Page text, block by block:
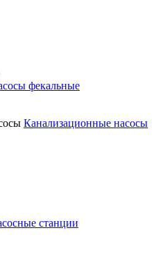
фекальные
Канализационные насосы
станции